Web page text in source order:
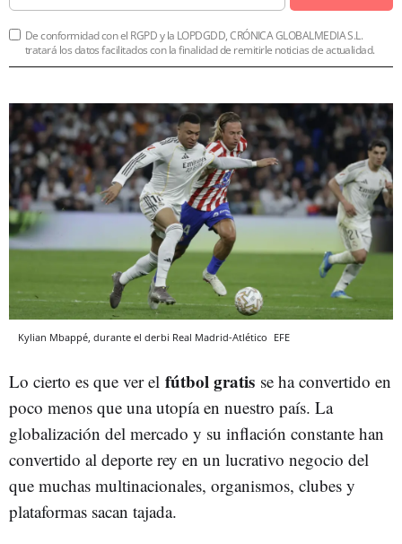
De conformidad con el RGPD y la LOPDGDD, CRÓNICA GLOBALMEDIA S.L.
tratará los datos facilitados con la finalidad de remitirle noticias de actualidad.
Kylian Mbappé, durante el derbi Real Madrid-Atlético EFE
Lo cierto es que ver el fútbol gratis se ha convertido en
poco menos que una utopía en nuestro país. La
globalización del mercado y su inflación constante han
convertido al deporte rey en un lucrativo negocio del
que muchas multinacionales, organismos, clubes y
plataformas sacan tajada.